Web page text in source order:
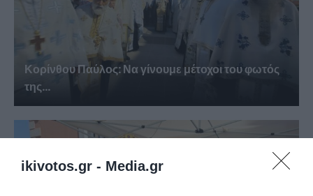
ikivotos.gr - Media.gr
Κορίνθου Παύλος: Να γίνουμε μέτοχοι του φωτός
της...